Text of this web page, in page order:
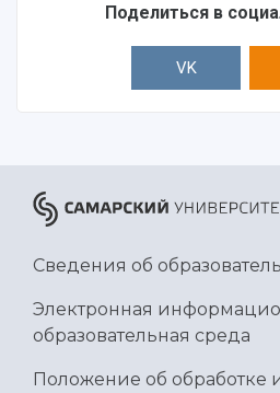
Поделиться в
VK
Сведения об
Электронная
образовательная среда
Положение об обработке